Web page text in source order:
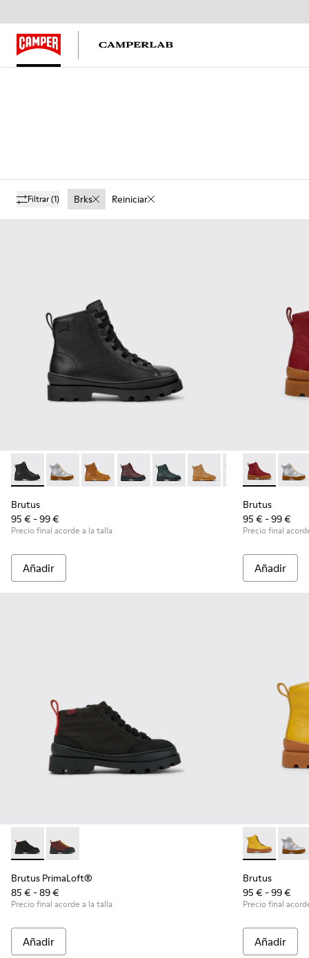
Filtrar(1) Brks Reiniciar
Brutus - K900179-002 - Botines de piel negros para niños.
Brutus - K900179-035
Brutus - K900179-032
Brutus - K900179-031
Brutus - K900179-027
Brutus - K900179-026
Brutus -Brutus -
Brutus
95 € - 99 €
Precio final acorde a la talla
Añadir
Brutus -
Brutus
95 € - 99 €
Precio final
Añadir
Brutus PrimaLoft® - K900275-006 - Botines gris oscuro
Brutus PrimaLoft® - K900275-005 - Botines burdeos
Brutus PrimaLoft®
85 € - 89 €
Precio final acorde a la talla
Añadir
Brutus -
Brutus
95 € - 99 €
Precio final
Añadir